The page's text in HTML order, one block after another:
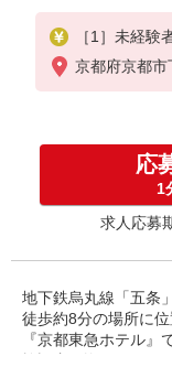
［1］未経
00円）
※入社祝金は
［2］経験
※入社祝金は
00,000円支
※［1］［2］
。
◆別途資格者
京都府京都市
応
1
求人応募
地下鉄烏丸線「五条
徒歩約8分の場所に位
『京都東急ホテル』